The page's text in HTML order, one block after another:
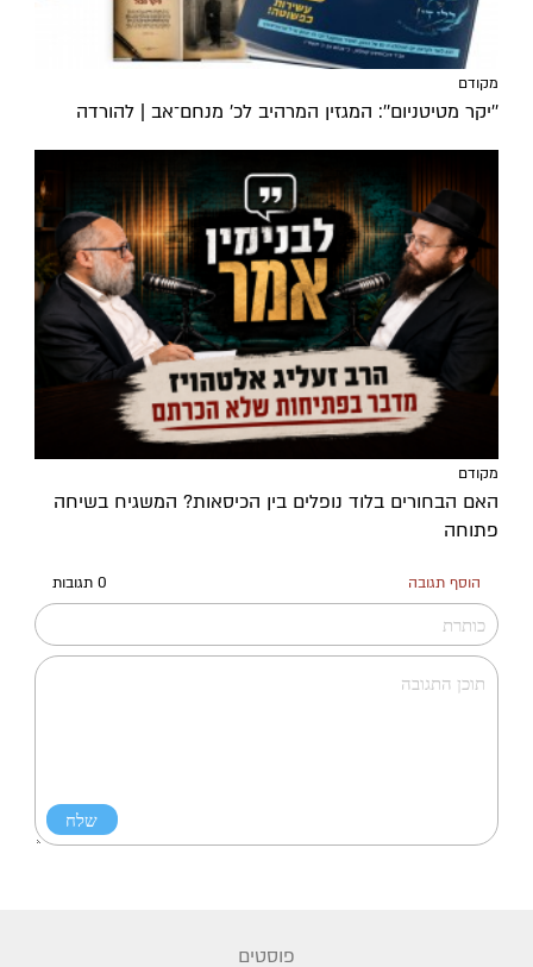
מקודם
''יקר מטיטניום'': המגזין המרהיב לכ’ מנחם־אב | להורדה
מקודם
האם הבחורים בלוד נופלים בין הכיסאות? המשגיח בשיחה
פתוחה
הוסף תגובה 0 תגובות
פוסטים